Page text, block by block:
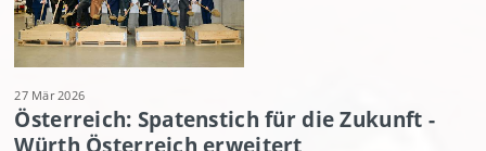
27 Mär 2026
Österreich: Spatenstich für die Zukunft -
Würth Österreich erweitert